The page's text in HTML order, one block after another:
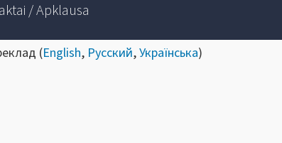
/ Apklausa
(English, Русский,Українська)